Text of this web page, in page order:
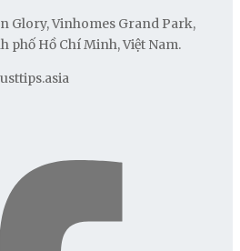
Glory, Vinhomes Grand Park,
phố Hồ Chí Minh, Việt Nam.